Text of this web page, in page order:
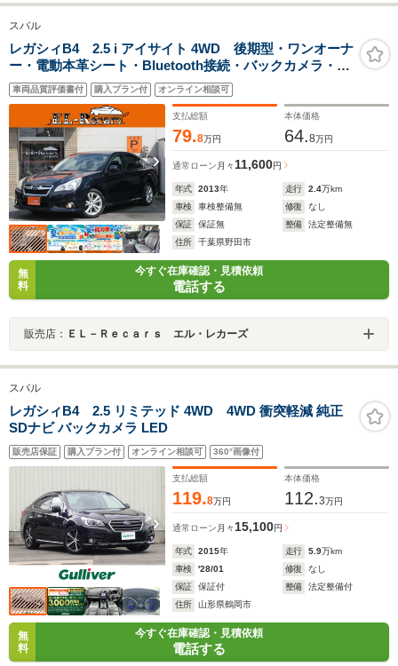
スバル
レガシィB4 2.5 i アイサイト 4WD 後期型・ワンオーナ
ー・電動本革シート・Bluetooth接続・バックカメラ・ス
マートキー・ETC・シートヒーター・オートA/C・ドラレ
コ・HIDヘッドライト・追従クルコン・HDDナビ・フル
セグ・純正17インチアルミ
車両品質評価書付 購入プラン付 オンライン相談可
支払総額
79.8万円
本体価格
64.8万円
通常ローン 月々 11,600円
年式 2013年 走行 2.4万km
車検
車検整備無 修復
なし
保証
保証無 整備
法定整備無
住所
千葉県野田市
無
料
今すぐ在庫確認・見積依頼
電話する
販売店： ＥＬ－Ｒｅｃａｒｓ エル・レカーズ
スバル
レガシィB4 2.5 リミテッド 4WD 4WD 衝突軽減 純正
SDナビ バックカメラ LED
販売店保証 購入プラン付 オンライン相談可 360°画像付
支払総額
119.8万円
本体価格
112.3万円
通常ローン 月々 15,100円
年式 2015年 走行 5.9万km
車検
'28/01 修復
なし
保証
保証付 整備
法定整備付
住所
山形県鶴岡市
無
料
今すぐ在庫確認・見積依頼
電話する